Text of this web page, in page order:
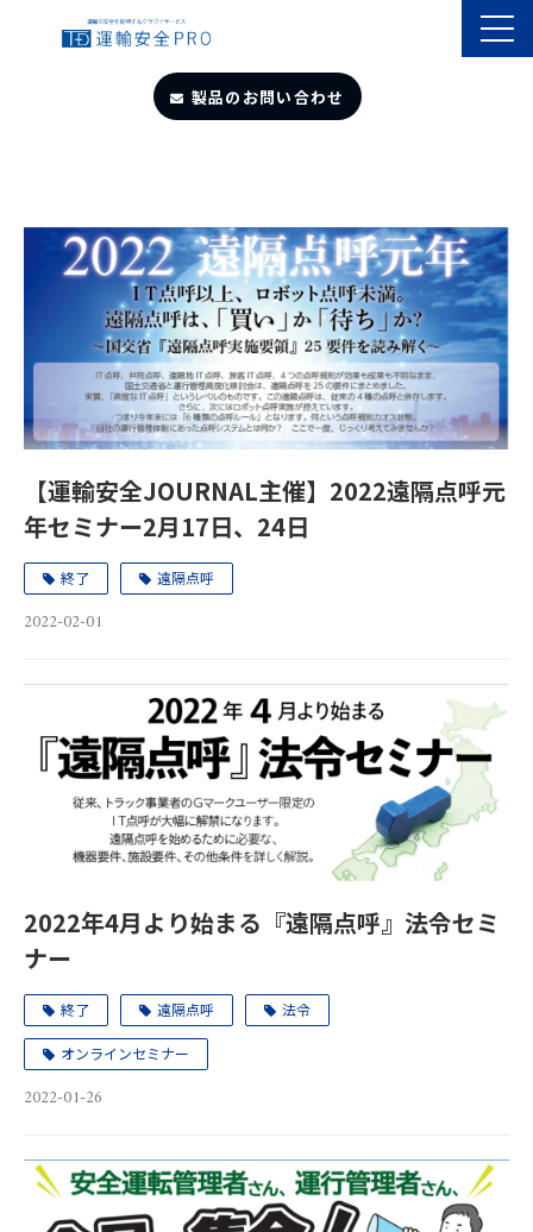
製品のお問い合わせ
導入事例
製品・サービス
自動点呼
遠隔点呼
お役立ちサイト
【運輸安全JOURNAL主催】2022遠隔点呼元
年セミナー2月17日、24日
終了 遠隔点呼
2022-02-01
2022年4月より始まる『遠隔点呼』法令セミ
ナー
終了 遠隔点呼 法令
オンラインセミナー
2022-01-26